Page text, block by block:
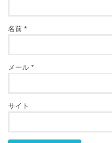
名前*
メール*
サイト